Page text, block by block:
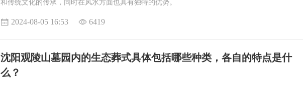
和传统文化的传承，同时在风水方面也具有独特的优势。
2024-08-05 16:53 6419
沈阳观陵山墓园内的生态葬式具体包括哪些种类，各自的特点是什
么？